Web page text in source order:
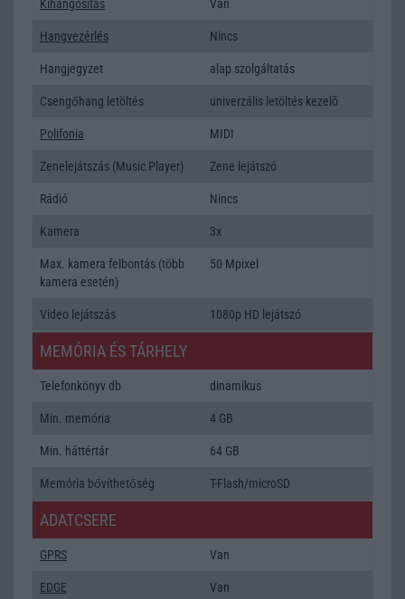
Kihangositás Van
Hangvezérlés Nincs
Hangjegyzet alap szolgáltatás
Csengőhang letöltés univerzális letöltés kezelõ
Polifonia MIDI
Zenelejátszás (Music Player) Zene lejátszó
Rádió Nincs
Kamera 3x
Max. kamera felbontás (több
kamera esetén)
50 Mpixel
Video lejátszás 1080p HD lejátszó
MEMÓRIA ÉS TÁRHELY
Telefonkönyv db dinamikus
Min. memória 4 GB
Min. háttértár 64 GB
Memória bővíthetőség T-Flash/microSD
ADATCSERE
GPRS Van
EDGE Van